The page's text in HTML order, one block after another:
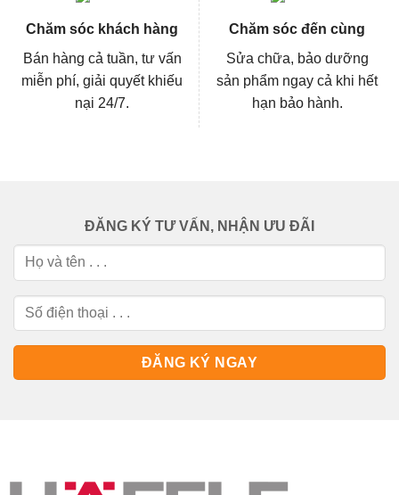
Chăm sóc khách hàng
Bán hàng cả tuần, tư vấn
miễn phí, giải quyết khiếu
nại 24/7.
Chăm sóc đến cùng
Sửa chữa, bảo dưỡng
sản phẩm ngay cả khi hết
hạn bảo hành.
ĐĂNG KÝ TƯ VẤN, NHẬN ƯU ĐÃI